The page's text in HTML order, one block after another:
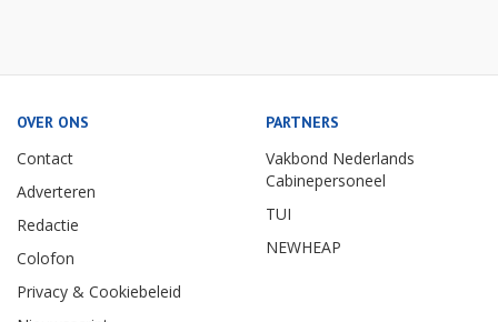
OVER ONS
Contact
Adverteren
Redactie
Colofon
Privacy & Cookiebeleid
PARTNERS
Vakbond Nederlands
Cabinepersoneel
TUI
NEWHEAP